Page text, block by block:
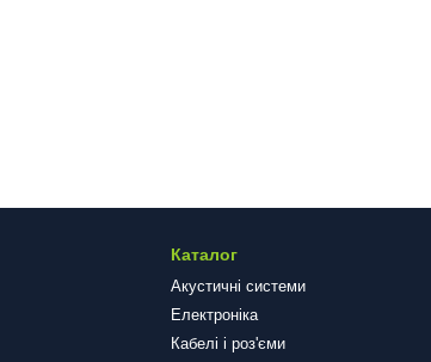
Каталог
Акустичні системи
Електроніка
Кабелі і роз'єми